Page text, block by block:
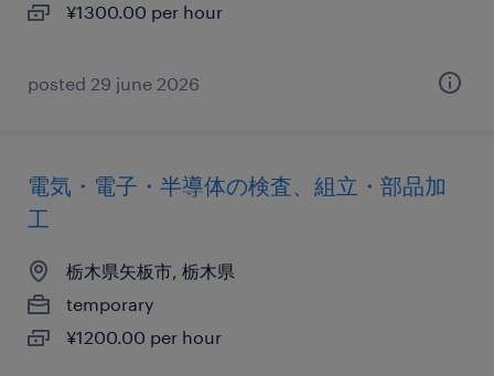
¥1300.00 per hour
posted 29 june 2026
電気・電子・半導体の検査、組立・部品加
工
栃木県矢板市, 栃木県
temporary
¥1200.00 per hour